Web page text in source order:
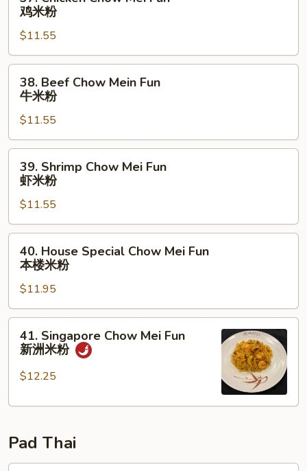
粉
Chicken
Chow
Mei
Fun
鸡
鸡米粉
$11.55
Beef
Chow
Mein
Fun
牛
38. Beef Chow Mein Fun
牛米粉
$11.55
Shrimp
Chow
Mei
Fun
虾
39. Shrimp Chow Mei Fun
虾米粉
$11.55
House
Special
Chow
Mei
Fun
40. House Special Chow Mei Fun
本楼米粉
$11.95
Singapore
Chow
Mei
新
米
41. Singapore Chow Mei Fun
新洲米粉
$12.25
Pad Thai